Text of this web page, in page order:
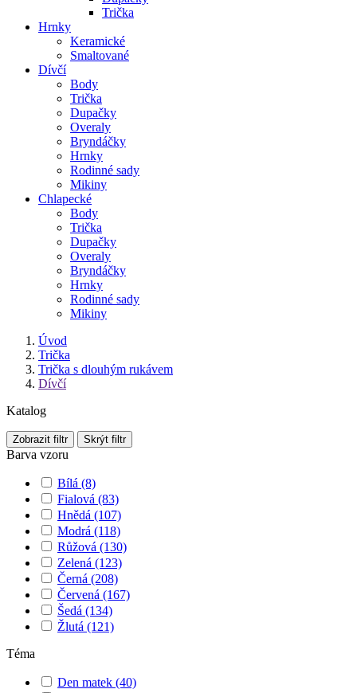
Trička
Hrnky
Keramické
Smaltované
Dívčí
Body
Trička
Dupačky
Overaly
Bryndáčky
Hrnky
Rodinné sady
Mikiny
Chlapecké
Body
Trička
Dupačky
Overaly
Bryndáčky
Hrnky
Rodinné sady
Mikiny
Úvod
Trička
Trička s dlouhým rukávem
Dívčí
Katalog
Zobrazit filtr Skrýt filtr
Barva vzoru
Bílá (8)
Fialová (83)
Hnědá (107)
Modrá (118)
Růžová (130)
Zelená (123)
Černá (208)
Červená (167)
Šedá (134)
Žlutá (121)
Téma
Den matek (40)